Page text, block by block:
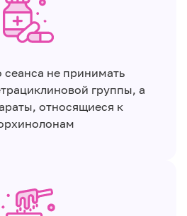
сеанса не принимать
группы, а
относящиеся к